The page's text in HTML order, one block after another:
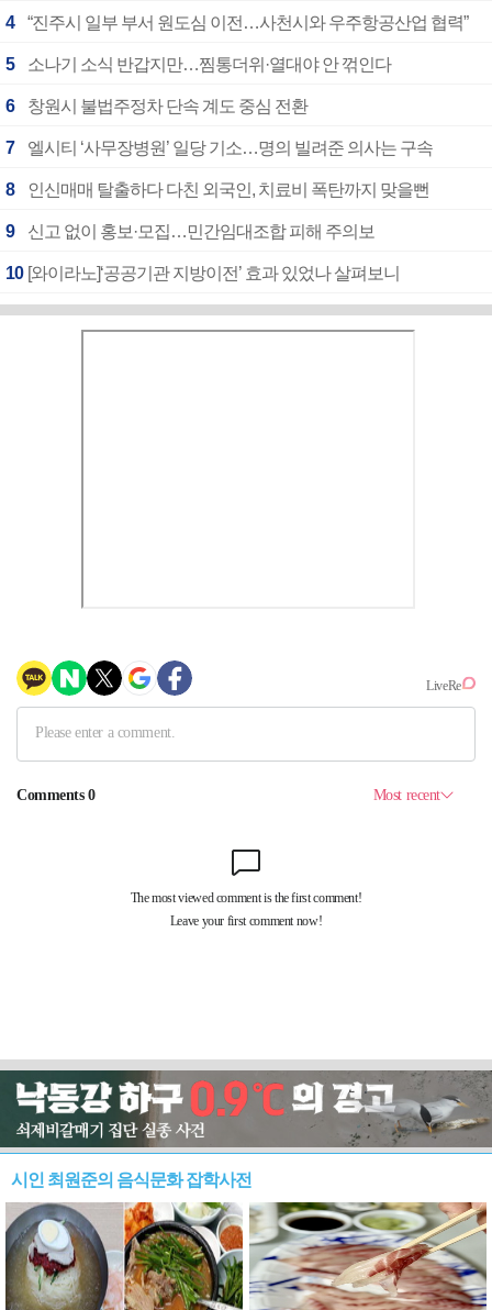
4 “진주시 일부 부서 원도심 이전…사천시와 우주항공산업 협력”
5 소나기 소식 반갑지만…찜통더위·열대야 안 꺾인다
6 창원시 불법주정차 단속 계도 중심 전환
7 엘시티 ‘사무장병원’ 일당 기소…명의 빌려준 의사는 구속
8 인신매매 탈출하다 다친 외국인, 치료비 폭탄까지 맞을뻔
9 신고 없이 홍보·모집…민간임대조합 피해 주의보
10 [와이라노]‘공공기관 지방이전’ 효과 있었나 살펴보니
시인 최원준의 음식문화 잡학사전